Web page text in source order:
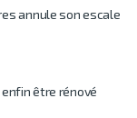
annule son escale
enfin être rénové